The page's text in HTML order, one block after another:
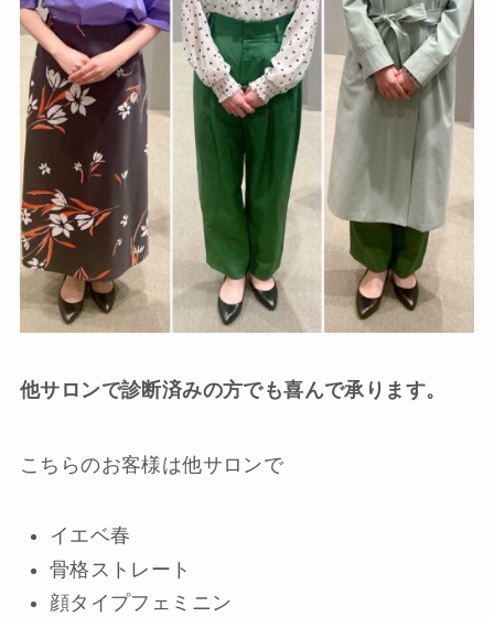
他サロンで診断済みの方でも喜んで承ります。
こちらのお客様は他サロンで
イエベ春
骨格ストレート
顔タイプフェミニン